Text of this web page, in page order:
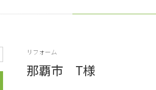
リフォーム
那覇市 T様